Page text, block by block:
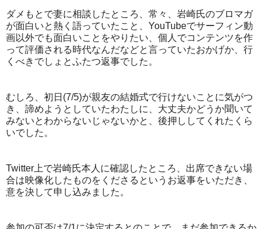
ダメもとで妻に相談したところ、常々、岩崎氏のブロマガ
が面白いと熱く語っていたこと、 YouTubeでサーフィン動
画以外でも面白いことをやりたい、個人でコンテンツを作
って評価される時代なんだなどと言っていたおかげか、行
くべきでしょとふたつ返事でした。
むしろ、初日(7/5)が親友の結婚式で行けないことに気がつ
き、諦めようとしていたわたしに、大丈夫かどうか聞いて
みないとわからないじゃないかと、後押ししてくれたくら
いでした。
Twitter上で岩崎氏本人に確認したところ、出席できない場
合は映像化したものをくださるというお返事をいただき、
意を決して申し込みました。